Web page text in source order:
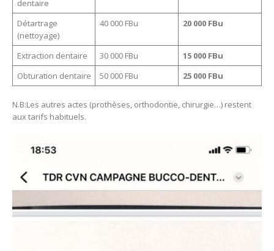
dentaire
Détartrage
(nettoyage)
40 000 FBu 20 000 FBu
Extraction dentaire 30 000 FBu
15 000 FBu
Obturation dentaire
50 000 FBu 25 000 FBu
N.B:Les autres actes (prothèses, orthodontie, chirurgie…) restent
aux tarifs habituels.